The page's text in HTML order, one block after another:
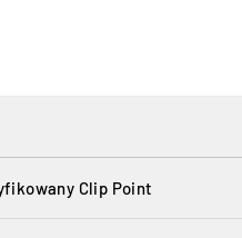
Clip Point